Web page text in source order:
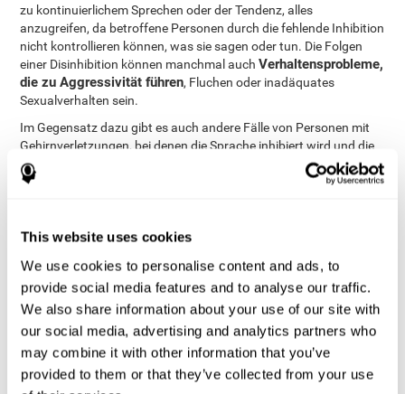
This website uses cookies
We use cookies to personalise content and ads, to
provide social media features and to analyse our traffic.
We also share information about your use of our site with
our social media, advertising and analytics partners who
may combine it with other information that you’ve
provided to them or that they’ve collected from your use
zu kontinuierlichem Sprechen oder der Tendenz, alles
anzugreifen, da betroffene Personen durch die fehlende Inhibition
nicht kontrollieren können, was sie sagen oder tun. Die Folgen
einer Disinhibition können manchmal auchVerhaltensprobleme,
die zu Aggressivität führen, Fluchen oder inadäquates
Sexualverhalten sein.
Im Gegensatz dazu gibt es auch andere Fälle von Personen mit
Gehirnverletzungen, bei denen die Sprache inhibiert wird und die
Betroffenen nicht auf normale Art und Weise sprechen.
Betroffene sprechen aufgrund der sprachlichen Blockade nur
Zusätzlich zu den bereits erwähnten Problemen kann eine
mangelhafte Inhibition auch zu Störungen wie der
Aufmerksamkeits-Defizit- Hyperaktivitäts-Störung (ADHS)
oder
(OCD) führen. Die Folge von ADHS kann
eine verhaltensbezogene oder eine kognitive Disinhibition sein.
Eine Verhaltensenthemmung bewirkt im Allgemeinen, dass ein
Kind sehr impulsiv ist und Aktivitäten oder Ideen, die es nicht
mag, ablehnt. Es kann auch einfach aufstehen und
herumspazieren, wenn es ihm langweilig ist. Enthemmung auf